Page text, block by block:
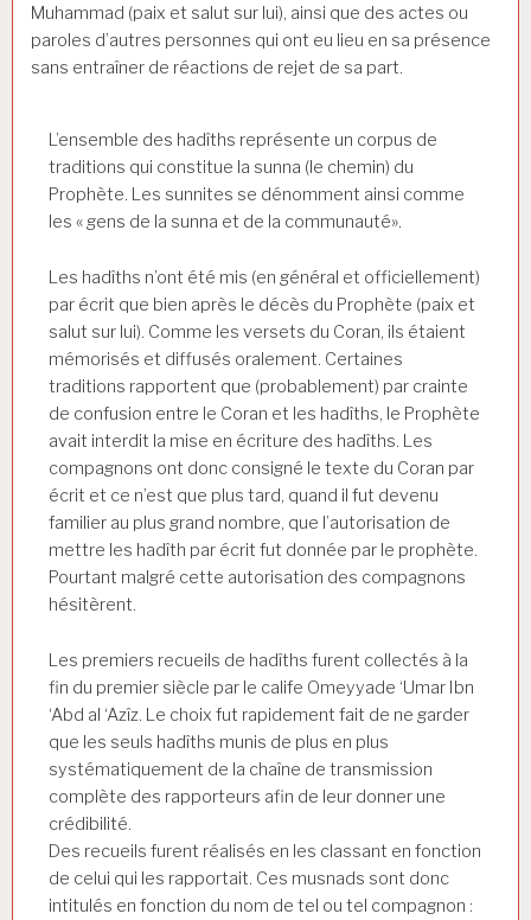
Muhammad (paix et salut sur lui), ainsi que des actes ou
paroles d’autres personnes qui ont eu lieu en sa présence
sans entraîner de réactions de rejet de sa part.
L’ensemble des hadîths représente un corpus de
traditions qui constitue la sunna (le chemin) du
Prophète. Les sunnites se dénomment ainsi comme
les « gens de la sunna et de la communauté».
Les hadîths n’ont été mis (en général et officiellement)
par écrit que bien après le décès du Prophète (paix et
salut sur lui). Comme les versets du Coran, ils étaient
mémorisés et diffusés oralement. Certaines
traditions rapportent que (probablement) par crainte
de confusion entre le Coran et les hadîths, le Prophète
avait interdit la mise en écriture des hadîths. Les
compagnons ont donc consigné le texte du Coran par
écrit et ce n’est que plus tard, quand il fut devenu
familier au plus grand nombre, que l’autorisation de
mettre les hadîth par écrit fut donnée par le prophète.
Pourtant malgré cette autorisation des compagnons
hésitèrent.
Les premiers recueils de hadîths furent collectés à la
fin du premier siècle par le calife Omeyyade ‘Umar Ibn
‘Abd al ‘Azîz. Le choix fut rapidement fait de ne garder
que les seuls hadîths munis de plus en plus
systématiquement de la chaîne de transmission
complète des rapporteurs afin de leur donner une
crédibilité.
Des recueils furent réalisés en les classant en fonction
de celui qui les rapportait. Ces musnads sont donc
intitulés en fonction du nom de tel ou tel compagnon :